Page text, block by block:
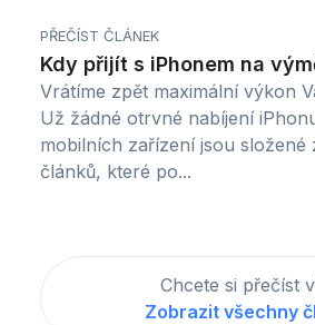
PŘEČÍST ČLÁNEK
Kdy přijít s iPhonem na
Vrátíme zpět maximální výkon
Už žádné otrvné nabíjení
mobilních zařízení jsou složené
článků, které po...
Chcete si přečíst
Zobrazit všechny